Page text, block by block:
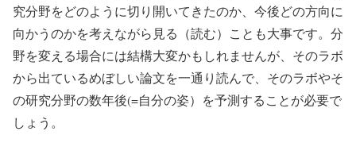
究分野をどのように切り開いてきたのか、今後どの方向に
向かうのかを考えながら見る（読む）ことも大事です。分
野を変える場合には結構大変かもしれませんが、そのラボ
から出ているめぼしい論文を一通り読んで、そのラボやそ
の研究分野の数年後(=自分の姿）を予測することが必要で
しょう。